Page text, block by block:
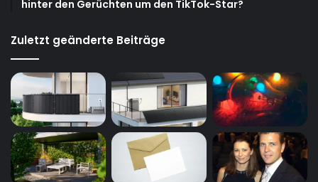
hinter den Gerüchten um den TikTok-Star?
Zuletzt geänderte Beiträge